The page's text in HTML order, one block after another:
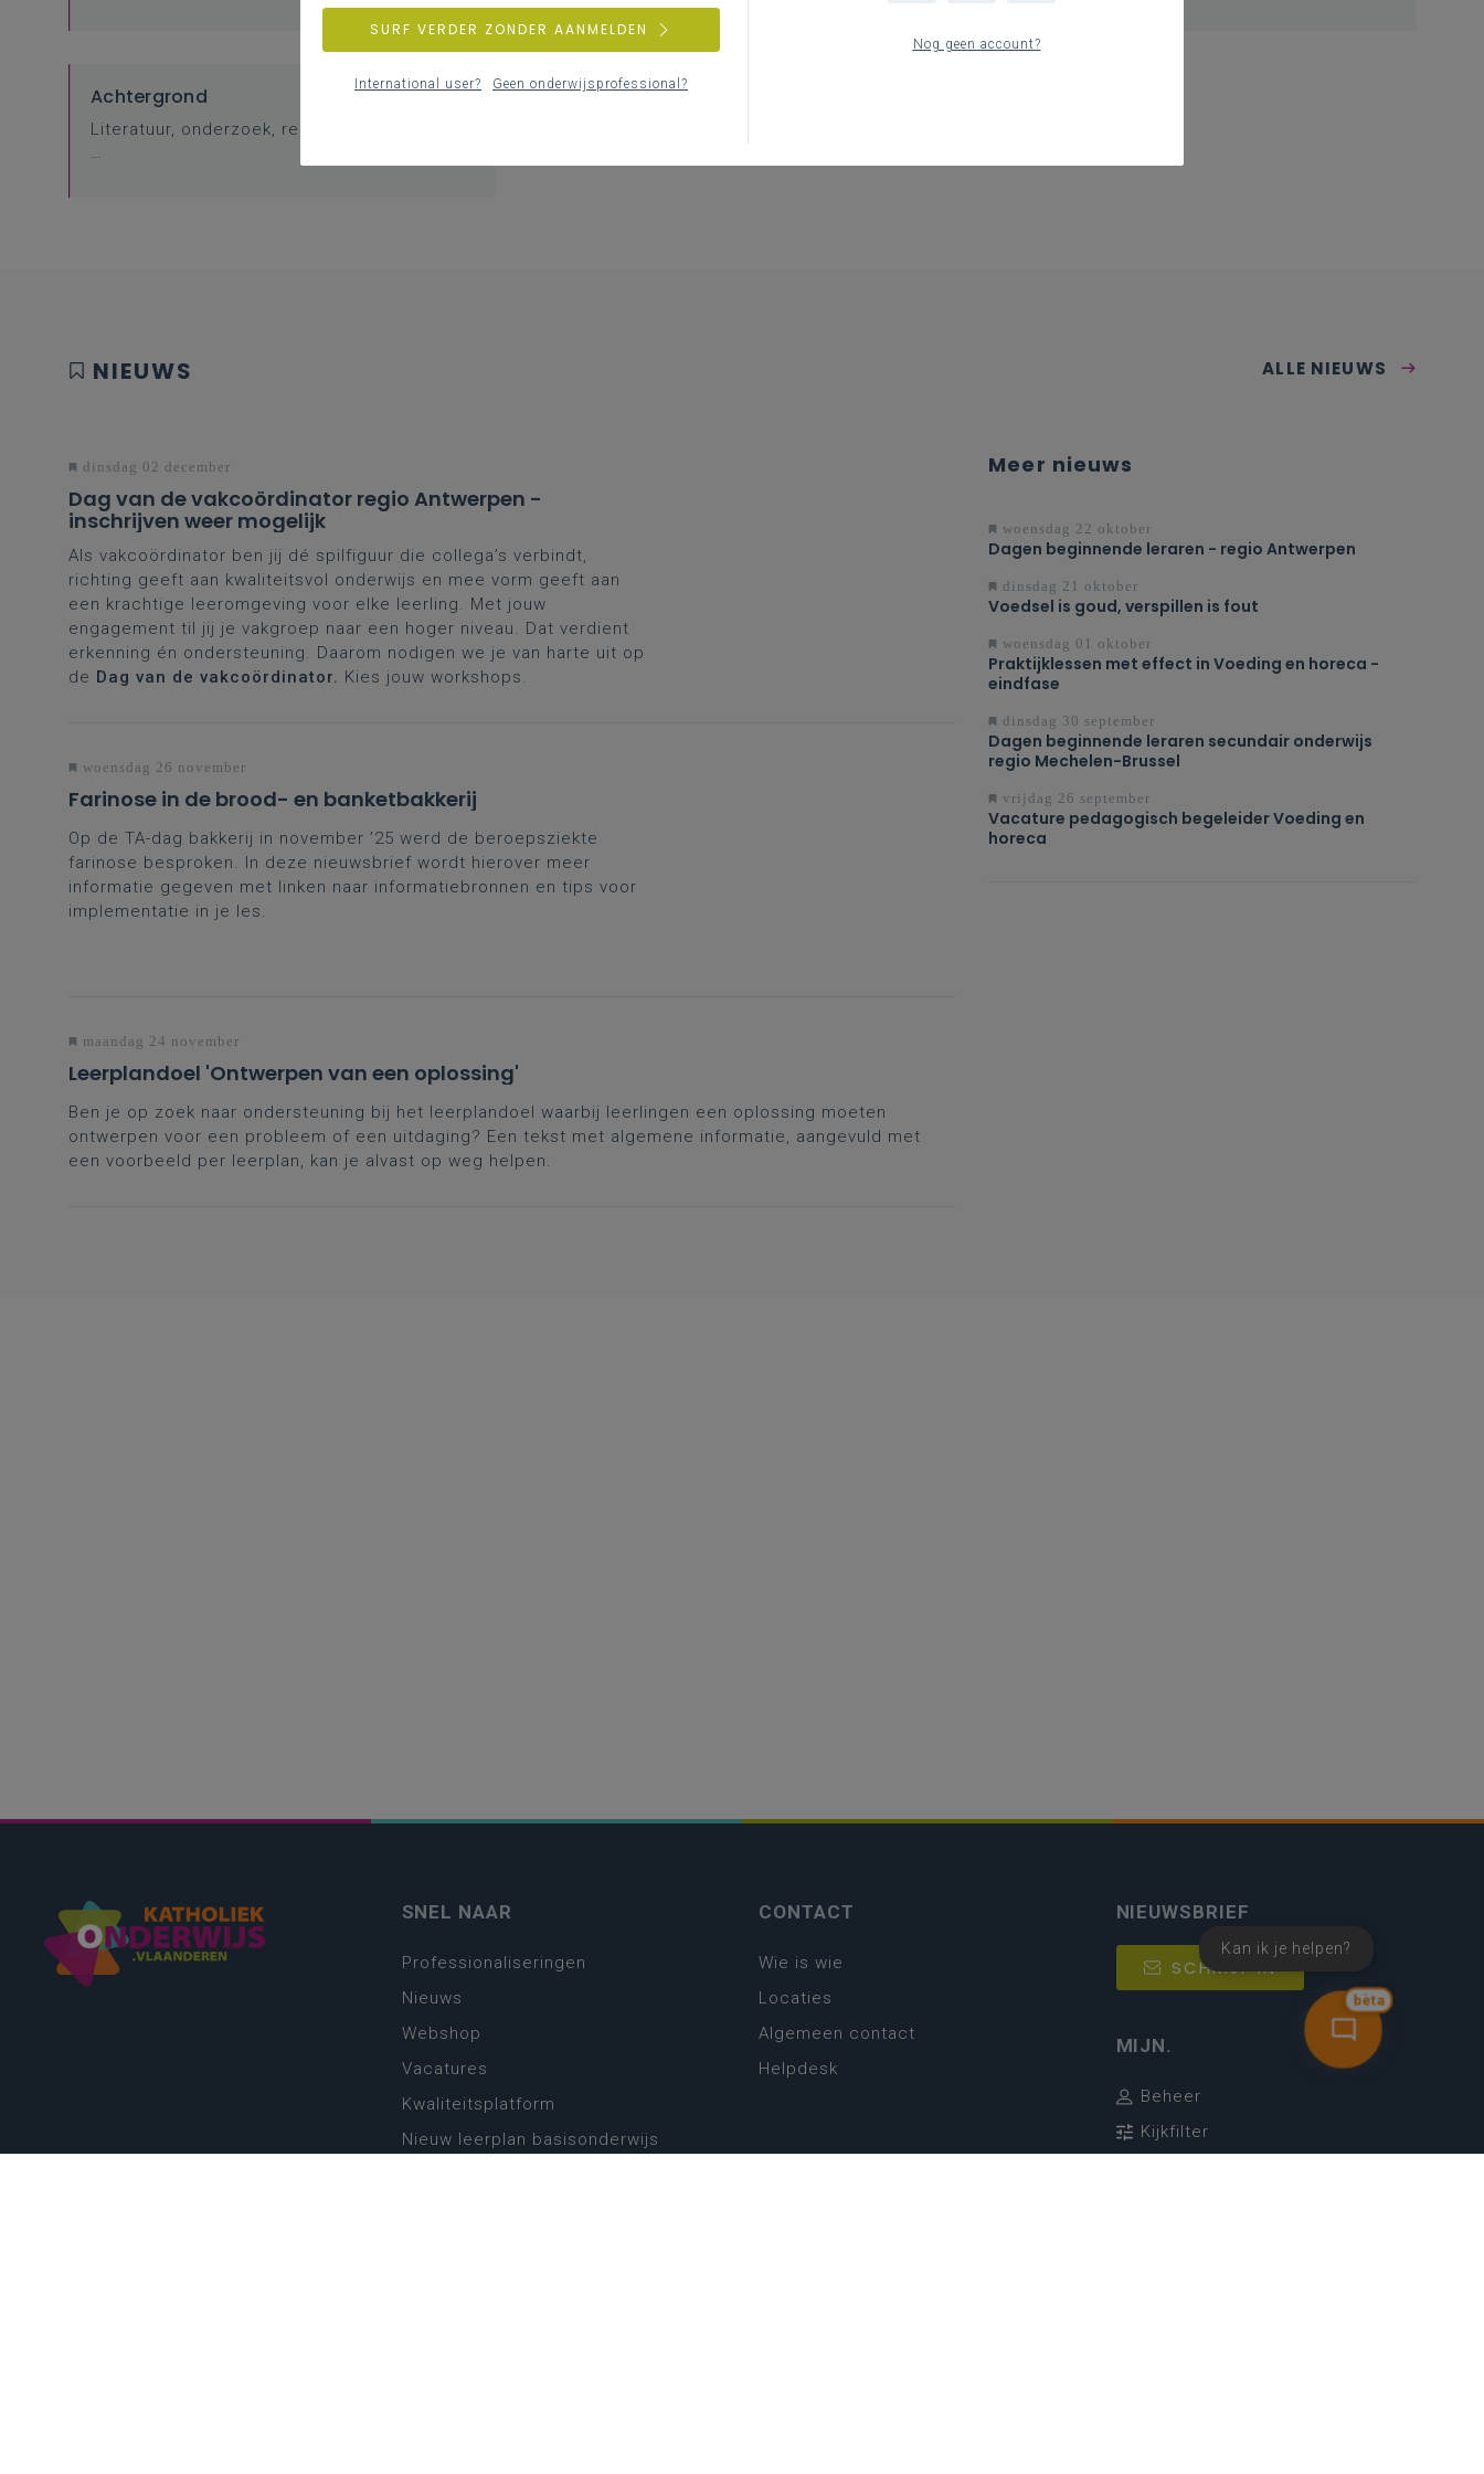
Achtergrond
Literatuur, onderzoek, regelgeving, websites
NIEUWS ALLE NIEUWS
dinsdag 02 december
Dag van de vakcoördinator regio Antwerpen -
inschrijven weer mogelijk
Als vakcoördinator ben jij dé spilfiguur die collega’s verbindt,
richting geeft aan kwaliteitsvol onderwijs en mee vorm geeft aan
een krachtige leeromgeving voor elke leerling. Met jouw
engagement til jij je vakgroep naar een hoger niveau. Dat verdient
erkenning én ondersteuning. Daarom nodigen we je van harte uit op
de Dag van de vakcoördinator. Kies jouw workshops.
woensdag 26 november
Farinose in de brood- en banketbakkerij
Op de TA-dag bakkerij in november ’25 werd de beroepsziekte
farinose besproken. In deze nieuwsbrief wordt hierover meer
informatie gegeven met linken naar informatiebronnen en tips voor
implementatie in je les.
maandag 24 november
Leerplandoel 'Ontwerpen van een oplossing'
Ben je op zoek naar ondersteuning bij het leerplandoel waarbij leerlingen een oplossing moeten
ontwerpen voor een probleem of een uitdaging? Een tekst met algemene informatie, aangevuld met
een voorbeeld per leerplan, kan je alvast op weg helpen.
Meer nieuws
woensdag 22 oktober
Dagen beginnende leraren - regio Antwerpen
dinsdag 21 oktober
Voedsel is goud, verspillen is fout
woensdag 01 oktober
Praktijklessen met effect in Voeding en horeca -
eindfase
dinsdag 30 september
Dagen beginnende leraren secundair onderwijs
regio Mechelen-Brussel
vrijdag 26 september
Vacature pedagogisch begeleider Voeding en
horeca
bèta
Kan ik je helpen?
SNEL NAAR
Professionaliseringen
Nieuws
Webshop
Vacatures
Kwaliteitsplatform
Nieuw leerplan basisonderwijs
CONTACT
Wie is wie
Locaties
Algemeen contact
Helpdesk
NIEUWSBRIEF
SCHRIJF IN
MIJN.
Beheer
Kijkfilter
Nog geen account?
SURF VERDER ZONDER AANMELDEN
International user? Geen onderwijsprofessional?